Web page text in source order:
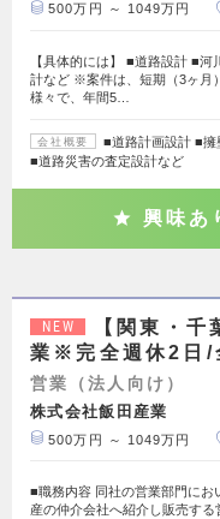
500万円 ～ 1049万円
【具体的には】 ■道路設計 ■
計など ※案件は、短期（3ヶ月
様々で、年間5…
会社概要
■道路計画設計 ■擁
■道路災害の査定設計など
興味あ
NEW
【関東・
業※完全週休2日/
営業（法人向け）
株式会社飯田産業
500万円 ～ 1049万円
■職務内容 同社の営業部門にお
産の仲介会社へ紹介し販売す